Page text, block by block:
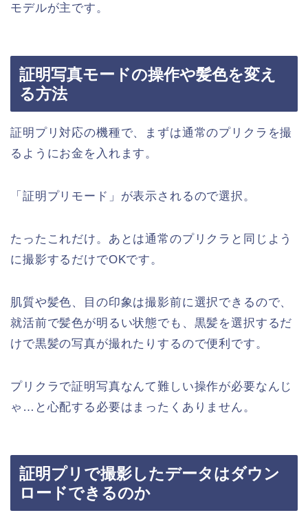
モデルが主です。
証明写真モードの操作や髪色を変え
る方法
証明プリ対応の機種で、まずは通常のプリクラを撮
るようにお金を入れます。
「証明プリモード」が表示されるので選択。
たったこれだけ。あとは通常のプリクラと同じよう
に撮影するだけでOKです。
肌質や髪色、目の印象は撮影前に選択できるので、
就活前で髪色が明るい状態でも、黒髪を選択するだ
けで黒髪の写真が撮れたりするので便利です。
プリクラで証明写真なんて難しい操作が必要なんじ
ゃ…と心配する必要はまったくありません。
証明プリで撮影したデータはダウン
ロードできるのか